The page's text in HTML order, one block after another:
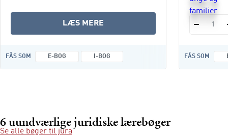
LÆS MERE
TERAPEUTISK
FÅS SOM E-BOG I-BOG
1
FÅS SOM
6 uundværlige juridiske lærebøger
Se alle bøger til jura